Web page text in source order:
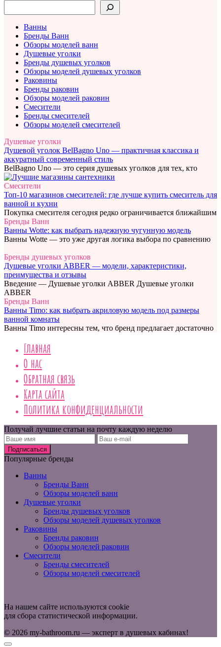
Ванны
Бренды Ванн
Обзоры моделей ванн
Душевые уголки
Бренды душевых уголков
Обзоры моделей душевых уголков
Раковины
Бренды раковин
Обзоры моделей раковин
Смесители
Бренды смесителей
Обзоры моделей смесителей
Душевые уголки
Душевой уголок BelBagno Uno — практичная классика и
аккуратный современный стиль
BelBagno Uno — это серия душевых уголков для тех, кто
Смесители
Топ-10 магазинов смесителей: где лучше купить смеситель для
ванной и кухни
Покупка смесителя сегодня редко ограничивается ближайшим
Бренды Ванн
Ванны Wotte: как выбрать надежную чугунную модель
Ванны Wotte — это уже другая логика выбора по сравнению
Бренды душевых уголков
Душевые уголки ABBER — модели, характеристики,
преимущества и отзывы
Введение — Душевые уголки ABBER Душевые уголки
ABBER
Бренды Ванн
Ванны Timo: как выбрать акриловую модель под размеры
ванной комнаты
Ванны Timo интересны тем, что бренд предлагает достаточно
Главная
О нас
Обратная связь
Карта сайта
Политика конфиденциальности
Получай лучшие статьи на почту каждую неделю
Подписаться
Популярные бренды
Ванны
Бренды Ванн
Обзоры моделей ванн
Душевые уголки
Бренды душевых уголков
Обзоры моделей душевых уголков
Раковины
Бренды раковин
Обзоры моделей раковин
Смесители
Бренды смесителей
Обзоры моделей смесителей
На нашем сайте используются cookie
для сбора статистической информации.
© 2026 my-bathroom.ru — эксперт в душевых кабинах!